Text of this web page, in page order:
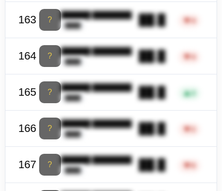
163 ?
██████ ████████
████ ██.█ ▼
164 ?
██████ ████████
████ ██.█ ▼
165 ?
██████ ████████
████ ██.█ ▲3
166 ?
██████ ████████
████ ██.█ ▼
167 ?
██████ ████████
████ ██.█ ▼6